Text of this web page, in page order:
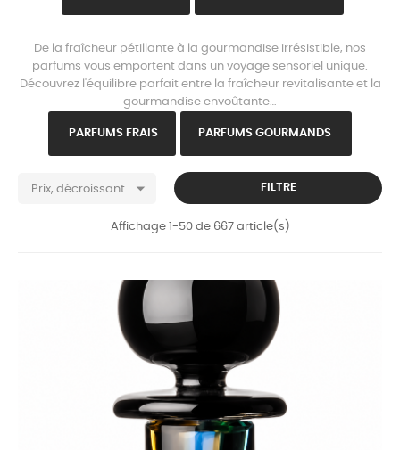
De la fraîcheur pétillante à la gourmandise irrésistible, nos
parfums vous emportent dans un voyage sensoriel unique.
Découvrez l'équilibre parfait entre la fraîcheur revitalisante et la
gourmandise envoûtante…
PARFUMS FRAIS PARFUMS GOURMANDS
Prix, décroissant  FILTRE
Affichage 1-50 de 667 article(s)